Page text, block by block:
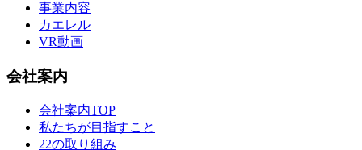
事業内容
カエレル
VR動画
会社案内
会社案内TOP
私たちが目指すこと
22の取り組み